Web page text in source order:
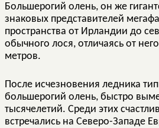
Большерогий олень, он же
знаковых представителей
пространства от Ирландии до
обычного лося, отличаясь от
метров.
После исчезновения ледника
большерогий олень, быстро
тысячелетий. Среди этих
встречались на Северо-Западе